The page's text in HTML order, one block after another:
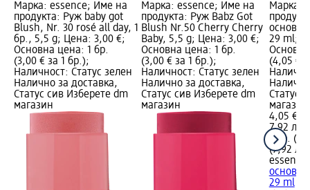
Марка: essence; Име на
продукта: Руж baby got
Blush, Nr. 30 rosé all day, 1
бр., 5,5 g; Цена: 3,00 €;
Основна цена: 1 бр.
(3,00 € за 1 бр.);
Наличност: Статус зелен
Налично за доставка,
Статус сив Изберете dm
магазин
Марка: essence; Име на
продукта: Руж Babz Got
Blush Nr.50 Cherry Cherry
Baby, 5,5 g; Цена: 3,00 €;
Основна цена: 1 бр.
(3,00 € за 1 бр.);
Наличност: Статус зелен
Налично за доставка,
Статус сив Изберете dm
магазин
Марка:
основа
29 ml;
(4,05 €
Статус
магазин
4,05 €
7,92 лв.
1 бр.
(7,92
essence
основа
29 ml